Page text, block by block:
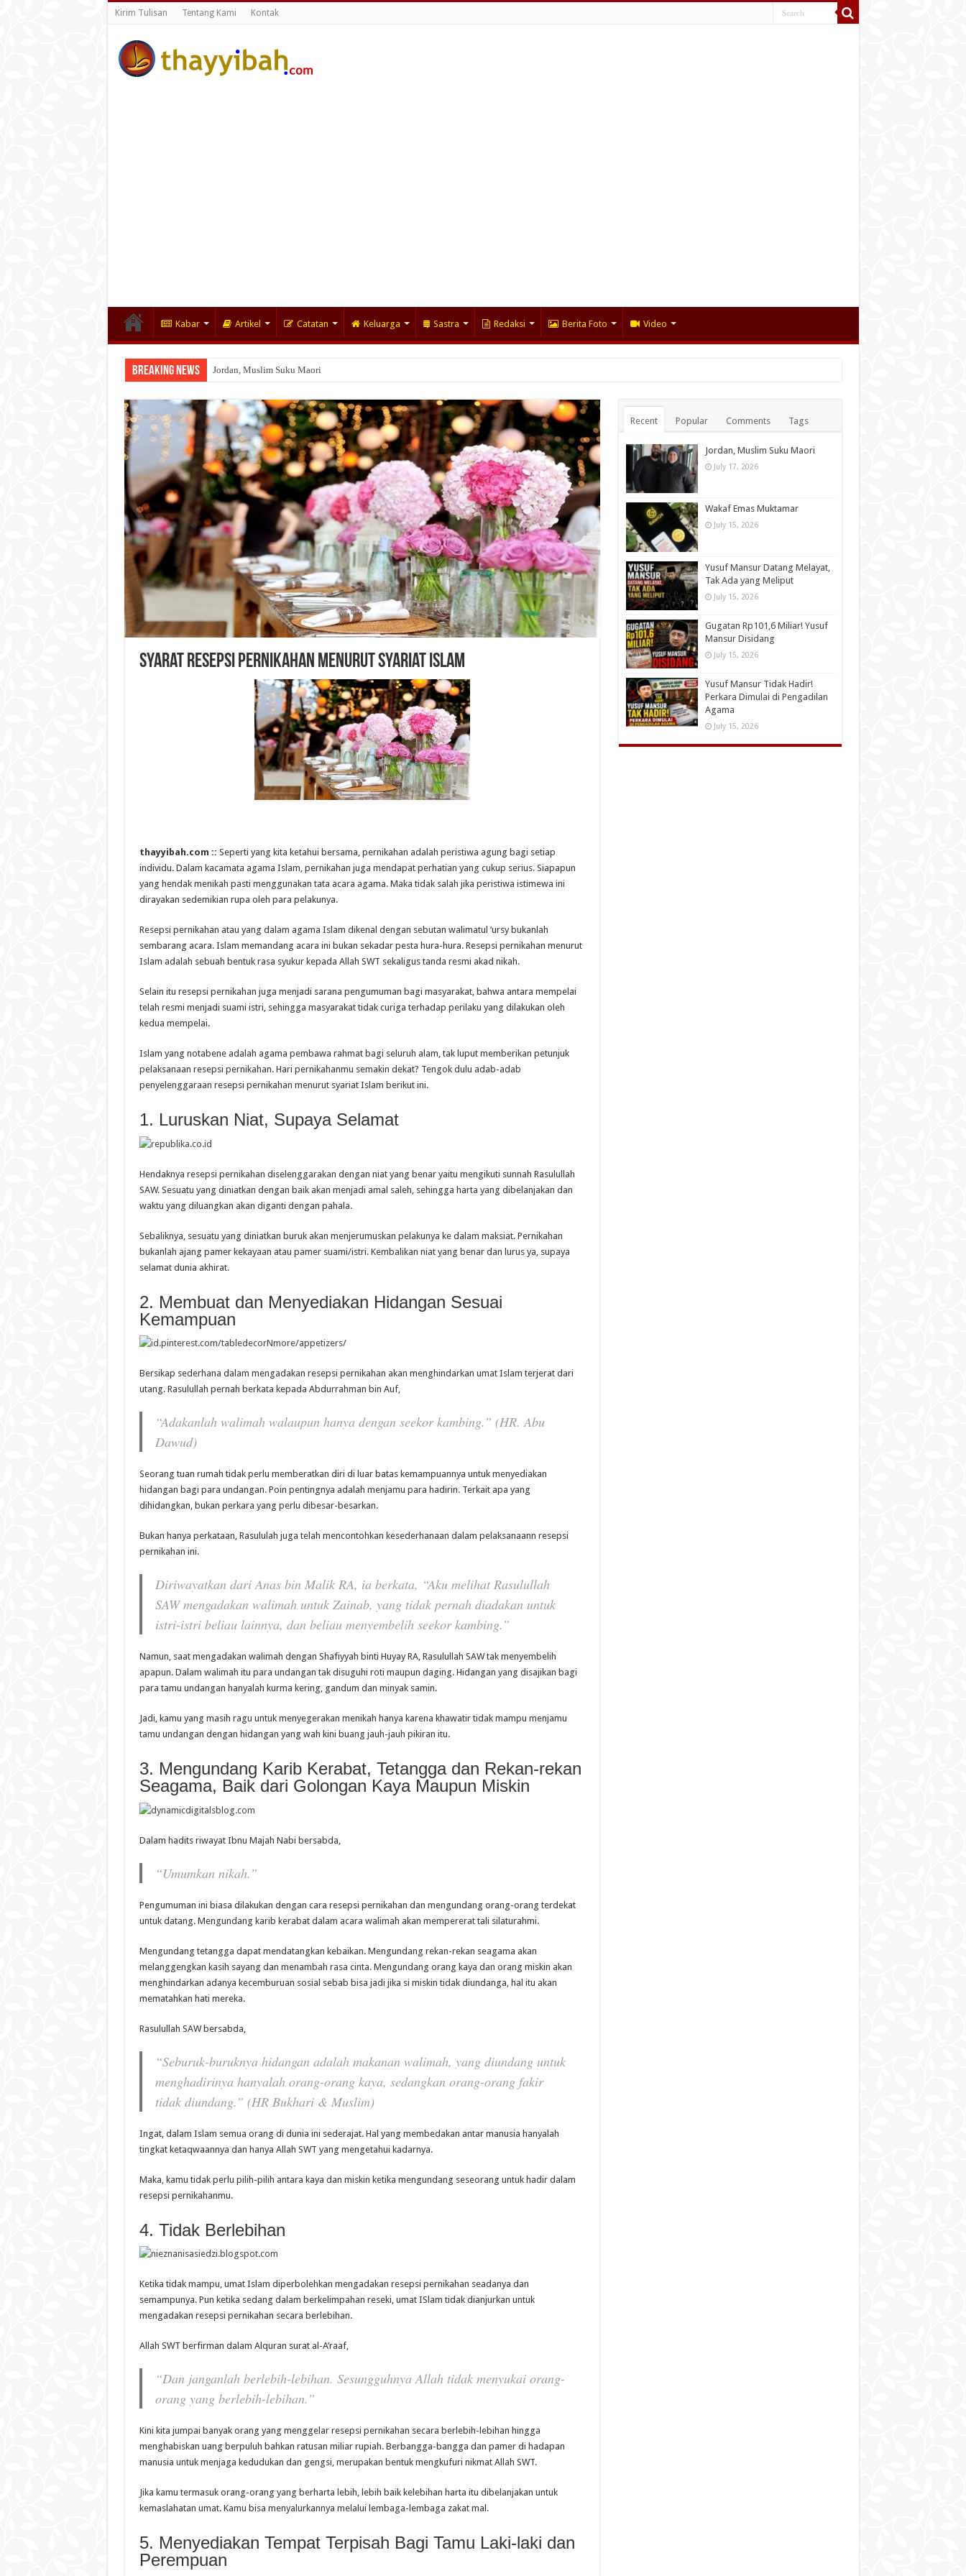
Kirim Tulisan Tentang Kami Kontak
Kabar Artikel Catatan Keluarga Sastra Redaksi Berita Foto Video
Breaking News Jordan, Muslim Suku Maori
Wakaf Emas Muktamar
Syarat Resepsi Pernikahan Menurut Syariat Islam
thayyibah.com :: Seperti yang kita ketahui bersama, pernikahan adalah peristiwa agung bagi setiap
individu. Dalam kacamata agama Islam, pernikahan juga mendapat perhatian yang cukup serius. Siapapun
yang hendak menikah pasti menggunakan tata acara agama. Maka tidak salah jika peristiwa istimewa ini
dirayakan sedemikian rupa oleh para pelakunya.
Resepsi pernikahan atau yang dalam agama Islam dikenal dengan sebutan walimatul ‘ursy bukanlah
sembarang acara. Islam memandang acara ini bukan sekadar pesta hura-hura. Resepsi pernikahan menurut
Islam adalah sebuah bentuk rasa syukur kepada Allah SWT sekaligus tanda resmi akad nikah.
Selain itu resepsi pernikahan juga menjadi sarana pengumuman bagi masyarakat, bahwa antara mempelai
telah resmi menjadi suami istri, sehingga masyarakat tidak curiga terhadap perilaku yang dilakukan oleh
kedua mempelai.
Islam yang notabene adalah agama pembawa rahmat bagi seluruh alam, tak luput memberikan petunjuk
pelaksanaan resepsi pernikahan. Hari pernikahanmu semakin dekat? Tengok dulu adab-adab
penyelenggaraan resepsi pernikahan menurut syariat Islam berikut ini.
1. Luruskan Niat, Supaya Selamat
Hendaknya resepsi pernikahan diselenggarakan dengan niat yang benar yaitu mengikuti sunnah Rasulullah
SAW. Sesuatu yang diniatkan dengan baik akan menjadi amal saleh, sehingga harta yang dibelanjakan dan
waktu yang diluangkan akan diganti dengan pahala.
Sebaliknya, sesuatu yang diniatkan buruk akan menjerumuskan pelakunya ke dalam maksiat. Pernikahan
bukanlah ajang pamer kekayaan atau pamer suami/istri. Kembalikan niat yang benar dan lurus ya, supaya
selamat dunia akhirat.
2. Membuat dan Menyediakan Hidangan Sesuai
Kemampuan
Bersikap sederhana dalam mengadakan resepsi pernikahan akan menghindarkan umat Islam terjerat dari
utang. Rasulullah pernah berkata kepada Abdurrahman bin Auf,
“Adakanlah walimah walaupun hanya dengan seekor kambing.” (HR. Abu
Dawud)
Seorang tuan rumah tidak perlu memberatkan diri di luar batas kemampuannya untuk menyediakan
hidangan bagi para undangan. Poin pentingnya adalah menjamu para hadirin. Terkait apa yang
dihidangkan, bukan perkara yang perlu dibesar-besarkan.
Bukan hanya perkataan, Rasululah juga telah mencontohkan kesederhanaan dalam pelaksanaann resepsi
pernikahan ini.
Diriwayatkan dari Anas bin Malik RA, ia berkata, “Aku melihat Rasulullah
SAW mengadakan walimah untuk Zainab, yang tidak pernah diadakan untuk
istri-istri beliau lainnya, dan beliau menyembelih seekor kambing.”
Namun, saat mengadakan walimah dengan Shafiyyah binti Huyay RA, Rasulullah SAW tak menyembelih
apapun. Dalam walimah itu para undangan tak disuguhi roti maupun daging. Hidangan yang disajikan bagi
para tamu undangan hanyalah kurma kering, gandum dan minyak samin.
Jadi, kamu yang masih ragu untuk menyegerakan menikah hanya karena khawatir tidak mampu menjamu
tamu undangan dengan hidangan yang wah kini buang jauh-jauh pikiran itu.
3. Mengundang Karib Kerabat, Tetangga dan Rekan-rekan
Seagama, Baik dari Golongan Kaya Maupun Miskin
Dalam hadits riwayat Ibnu Majah Nabi bersabda,
“Umumkan nikah.”
Pengumuman ini biasa dilakukan dengan cara resepsi pernikahan dan mengundang orang-orang terdekat
untuk datang. Mengundang karib kerabat dalam acara walimah akan mempererat tali silaturahmi.
Mengundang tetangga dapat mendatangkan kebaikan. Mengundang rekan-rekan seagama akan
melanggengkan kasih sayang dan menambah rasa cinta. Mengundang orang kaya dan orang miskin akan
menghindarkan adanya kecemburuan sosial sebab bisa jadi jika si miskin tidak diundanga, hal itu akan
mematahkan hati mereka.
Rasulullah SAW bersabda,
“Seburuk-buruknya hidangan adalah makanan walimah, yang diundang untuk
menghadirinya hanyalah orang-orang kaya, sedangkan orang-orang fakir
tidak diundang.” (HR Bukhari & Muslim)
Ingat, dalam Islam semua orang di dunia ini sederajat. Hal yang membedakan antar manusia hanyalah
tingkat ketaqwaannya dan hanya Allah SWT yang mengetahui kadarnya.
Maka, kamu tidak perlu pilih-pilih antara kaya dan miskin ketika mengundang seseorang untuk hadir dalam
resepsi pernikahanmu.
4. Tidak Berlebihan
Ketika tidak mampu, umat Islam diperbolehkan mengadakan resepsi pernikahan seadanya dan
semampunya. Pun ketika sedang dalam berkelimpahan reseki, umat ISlam tidak dianjurkan untuk
mengadakan resepsi pernikahan secara berlebihan.
Allah SWT berfirman dalam Alquran surat al-A’raaf,
“Dan janganlah berlebih-lebihan. Sesungguhnya Allah tidak menyukai orang-
orang yang berlebih-lebihan.”
Kini kita jumpai banyak orang yang menggelar resepsi pernikahan secara berlebih-lebihan hingga
menghabiskan uang berpuluh bahkan ratusan miliar rupiah. Berbangga-bangga dan pamer di hadapan
manusia untuk menjaga kedudukan dan gengsi, merupakan bentuk mengkufuri nikmat Allah SWT.
Jika kamu termasuk orang-orang yang berharta lebih, lebih baik kelebihan harta itu dibelanjakan untuk
kemaslahatan umat. Kamu bisa menyalurkannya melalui lembaga-lembaga zakat mal.
5. Menyediakan Tempat Terpisah Bagi Tamu Laki-laki dan
Perempuan
Recent Popular Comments Tags
Jordan, Muslim Suku Maori
July 17, 2026
Wakaf Emas Muktamar
July 15, 2026
Yusuf Mansur Datang Melayat,
Tak Ada yang Meliput
July 15, 2026
Gugatan Rp101,6 Miliar! Yusuf
Mansur Disidang
July 15, 2026
Yusuf Mansur Tidak Hadir!
Perkara Dimulai di Pengadilan
Agama
July 15, 2026